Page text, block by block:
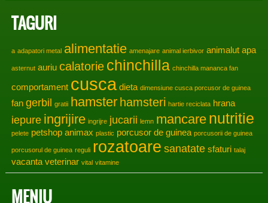
TAGURI
a adapatori metal alimentatie amenajare animal ierbivor animalut apa
asternut auriu calatorie chinchilla chinchilla mananca fan
comportament cusca dieta dimensiune cusca porcusor de guinea
fan gerbil gratii hamster hamsteri hartie reciclata hrana
iepure ingrijire ingrijre jucarii lemn mancare nutritie
pelete petshop animax plastic porcusor de guinea porcusorii de guinea
porcusorul de guinea reguli rozatoare sanatate sfaturi talaj
vacanta veterinar vital vitamine
MENIU